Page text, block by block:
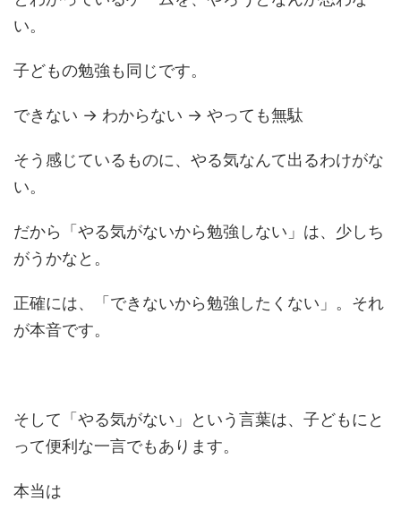
い。
子どもの勉強も同じです。
できない → わからない → やっても無駄
そう感じているものに、やる気なんて出るわけがな
い。
だから「やる気がないから勉強しない」は、少しち
がうかなと。
正確には、「できないから勉強したくない」。それ
が本音です。
そして「やる気がない」という言葉は、子どもにと
って便利な一言でもあります。
本当は